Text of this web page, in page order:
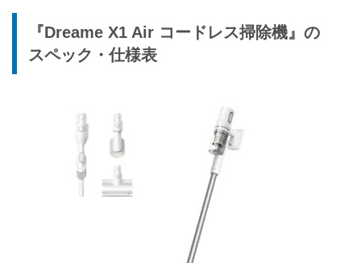
『Dreame X1 Air コードレス掃除機』の
スペック・仕様表